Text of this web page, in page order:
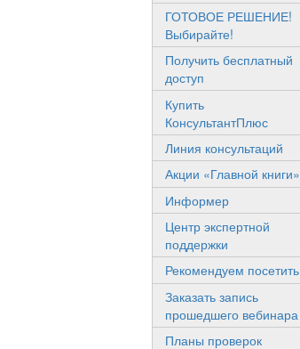
ГОТОВОЕ РЕШЕНИЕ!
Выбирайте!
Получить бесплатный
доступ
Купить
КонсультантПлюс
Линия консультаций
Акции «Главной книги»
Информер
Центр экспертной
поддержки
Рекомендуем посетить
Заказать запись
прошедшего вебинара
Планы проверок